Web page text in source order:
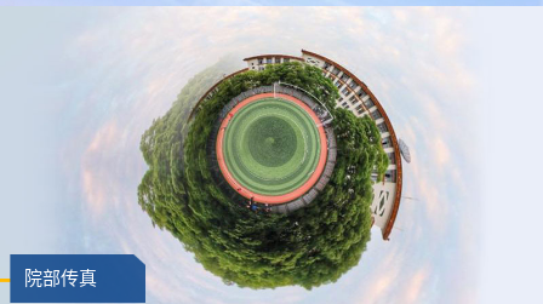
院部传真